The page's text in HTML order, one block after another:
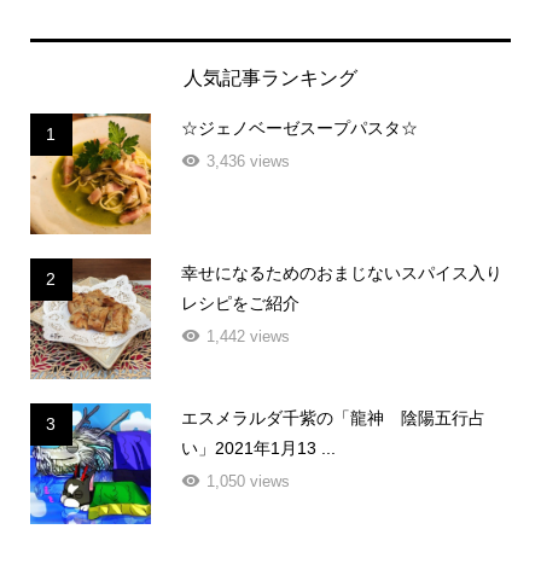
人気記事ランキング
1 ☆ジェノベーゼスープパスタ☆
3,436 views
2
幸せになるためのおまじないスパイス入り
レシピをご紹介
1,442 views
3
エスメラルダ千紫の「龍神 陰陽五行占
い」2021年1月13 ...
1,050 views